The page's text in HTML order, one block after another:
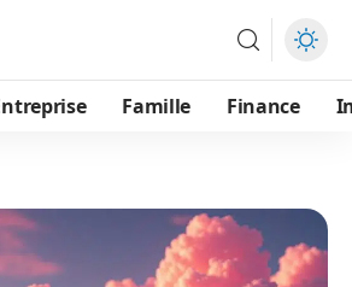
Famille Finance